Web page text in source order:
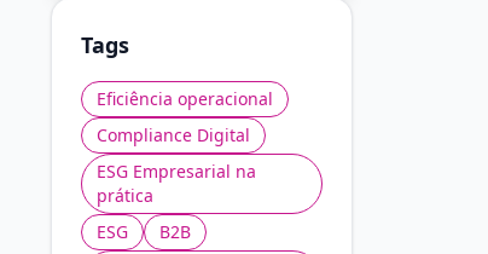
Tags
Eficiência operacional
Compliance Digital
ESG Empresarial na
prática
ESG
B2B